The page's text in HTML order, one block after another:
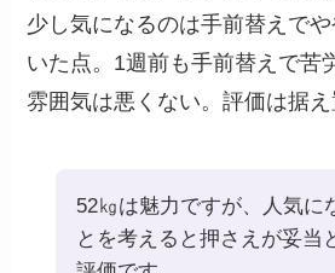
少し気になるのは手前替えで
いた点。1週前も手前替えで苦
雰囲気は悪くない。評価は据え
52㎏は魅力ですが、人気に
とを考えると押さえが妥当